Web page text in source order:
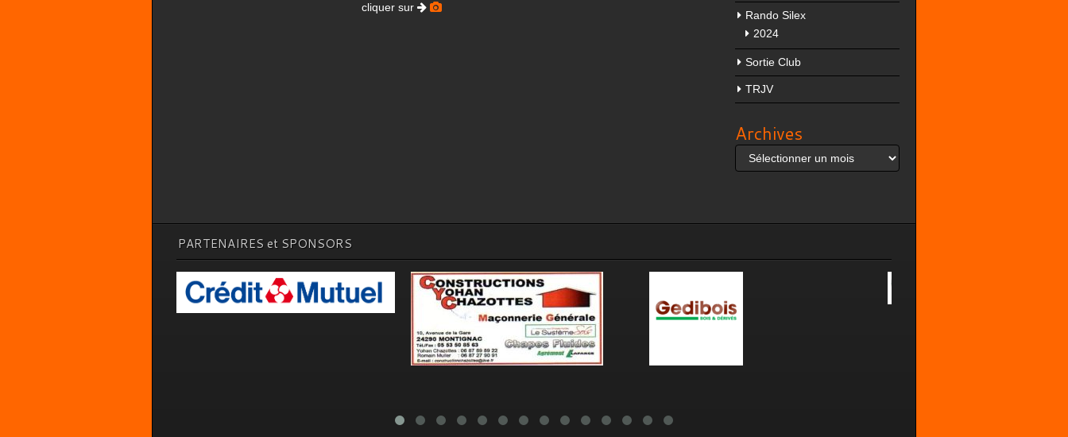
cliquer sur
Rando Silex
2024
Sortie Club
TRJV
Archives
Archives
PARTENAIRES et SPONSORS